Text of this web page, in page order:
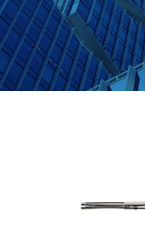
→企业文化
→ 组织架构
→ 荣誉资质